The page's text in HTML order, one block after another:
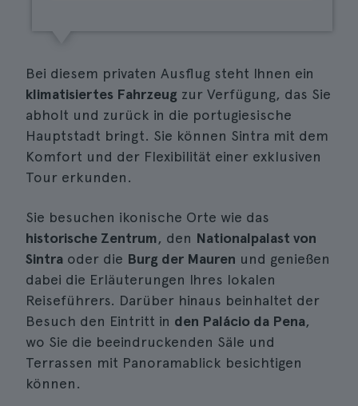
Bei diesem privaten Ausflug steht Ihnen ein
klimatisiertes Fahrzeug zur Verfügung, das Sie
abholt und zurück in die portugiesische
Hauptstadt bringt. Sie können Sintra mit dem
Komfort und der Flexibilität einer exklusiven
Tour erkunden.
Sie besuchen ikonische Orte wie das
historische Zentrum, den Nationalpalast von
Sintra oder die Burg der Mauren und genießen
dabei die Erläuterungen Ihres lokalen
Reiseführers. Darüber hinaus beinhaltet der
Besuch den Eintritt in den Palácio da Pena,
wo Sie die beeindruckenden Säle und
Terrassen mit Panoramablick besichtigen
können.